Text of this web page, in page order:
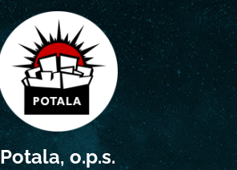
Potala, o.p.s.